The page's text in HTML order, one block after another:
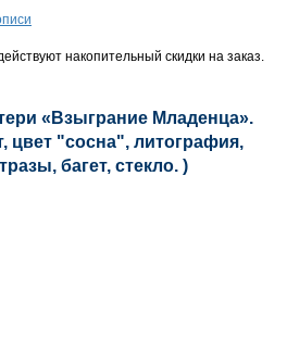
накопительный скидки на заказ.
«Взыграние Младенца».
цвет "сосна", литография,
багет, стекло. )